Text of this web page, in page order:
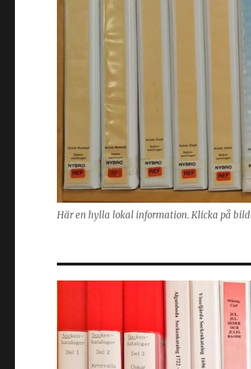
Här en hylla lokal information. Klicka på